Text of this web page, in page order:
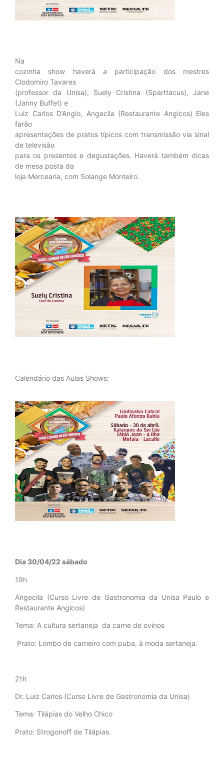
Na
cozinha show haverá a participação dos mestres
Clodomiro Tavares
(professor da Unisa), Suely Cristina (Sparttacus), Jane
(Janny Buffet) e
Luiz Carlos D’Angio, Angecila (Restaurante Angicos) Eles
farão
apresentações de pratos típicos com transmissão via sinal
de televisão
para os presentes e degustações. Haverá também dicas
de mesa posta da
loja Mercearia, com Solange Monteiro.
Calendário das Aulas Shows:
Dia 30/04/22 sábado
19h
Angecila (Curso Livre de Gastronomia da Unisa Paulo e
Restaurante Angicos)
Tema: A cultura sertaneja da carne de ovinos
Prato: Lombo de carneiro com puba, à moda sertaneja.
21h
Dr. Luiz Carlos (Curso Livre de Gastronomia da Unisa)
Tema: Tilápias do Velho Chico
Prato: Strogonoff de Tilápias.